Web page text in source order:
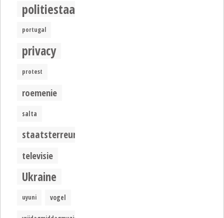
politiestaat
portugal
privacy
protest
roemenie
salta
staatsterreur
televisie
Ukraine
uyuni vogel